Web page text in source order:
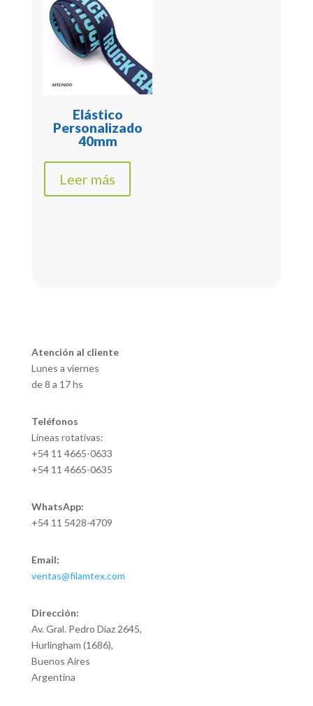
Elástico
Personalizado
40mm
Leer más
Atención al cliente
Lunes a viernes
de 8 a 17 hs
Teléfonos
Líneas rotativas:
+54 11 4665-0633
+54 11 4665-0635
WhatsApp:
+54 11 5428-4709
Email:
ventas@filamtex.com
Dirección:
Av. Gral. Pedro Díaz 2645,
Hurlingham (1686),
Buenos Aires
Argentina